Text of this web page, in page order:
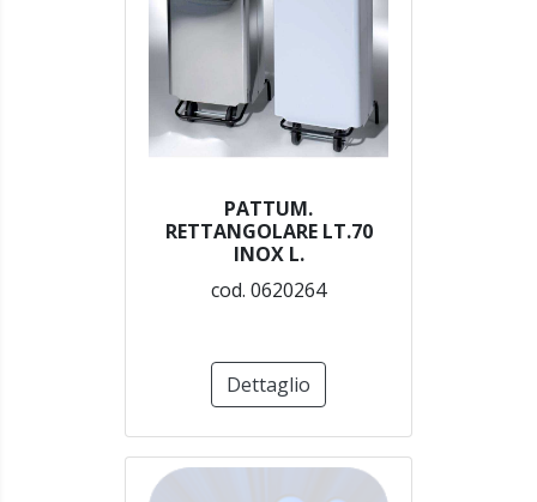
PATTUM.
RETTANGOLARE LT.70
INOX L.
cod. 0620264
Dettaglio